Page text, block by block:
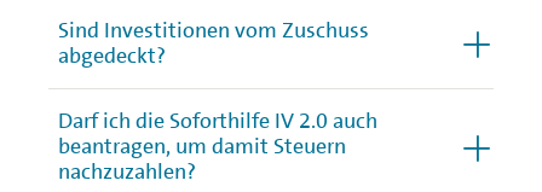
Sind Investitionen vom Zuschuss
abgedeckt?
Darf ich die Soforthilfe IV 2.0 auch
beantragen, um damit Steuern
nachzuzahlen?